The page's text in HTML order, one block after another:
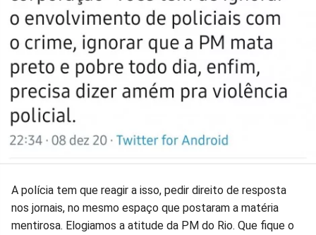
A polícia tem que reagir a isso, pedir direito de resposta
nos jornais, no mesmo espaço que postaram a matéria
mentirosa. Elogiamos a atitude da PM do Rio. Que fique o